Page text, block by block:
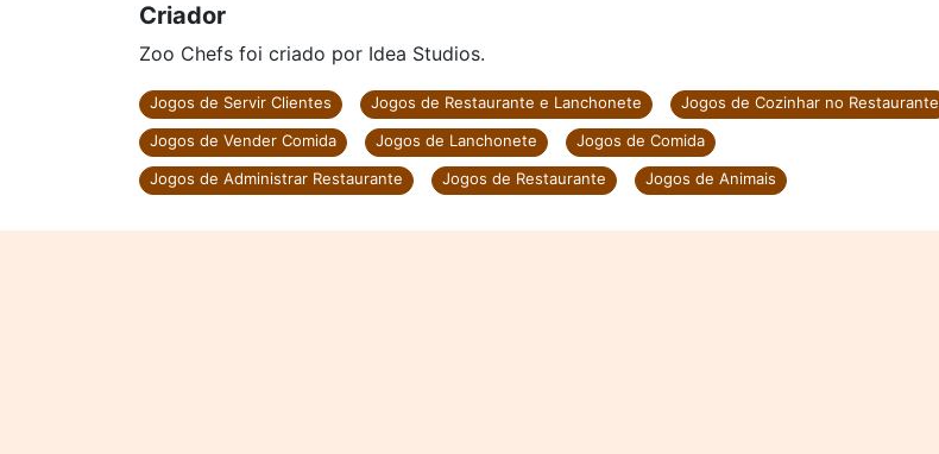
Criador
Zoo Chefs foi criado por Idea Studios.
Jogos de Servir Clientes Jogos de Restaurante e Lanchonete
Jogos de Cozinhar no Restaurante
Jogos de Vender Comida
Jogos de Lanchonete
Jogos de Comida
Jogos de Administrar Restaurante
Jogos de Restaurante Jogos de Animais